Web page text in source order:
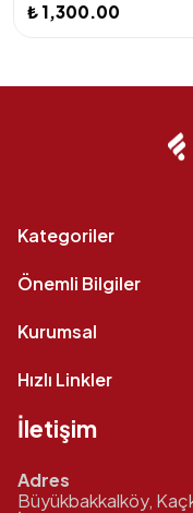
₺ 1,300.00
Kategoriler
Önemli Bilgiler
Kurumsal
Hızlı Linkler
İletişim
Adres
Büyükbakkalköy,